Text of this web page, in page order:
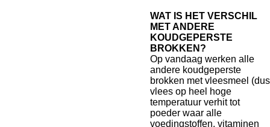
WAT IS HET VERSCHIL
MET ANDERE
KOUDGEPERSTE
BROKKEN?
Op vandaag werken alle
andere koudgeperste
brokken met vleesmeel (dus
vlees op heel hoge
temperatuur verhit tot
poeder waar alle
voedingstoffen, vitaminen